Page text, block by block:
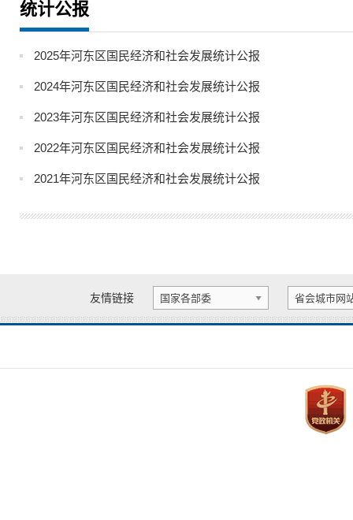
统计公报
2025年河东区国民经济和社会发展统计公报
2024年河东区国民经济和社会发展统计公报
2023年河东区国民经济和社会发展统计公报
2022年河东区国民经济和社会发展统计公报
2021年河东区国民经济和社会发展统计公报